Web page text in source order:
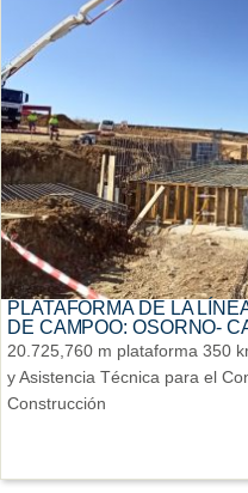
PLATAFORMA DE LA
DE CAMPOO: OSORNO-
20.725,760 m plataforma 350
y Asistencia Técnica para el
Construcción